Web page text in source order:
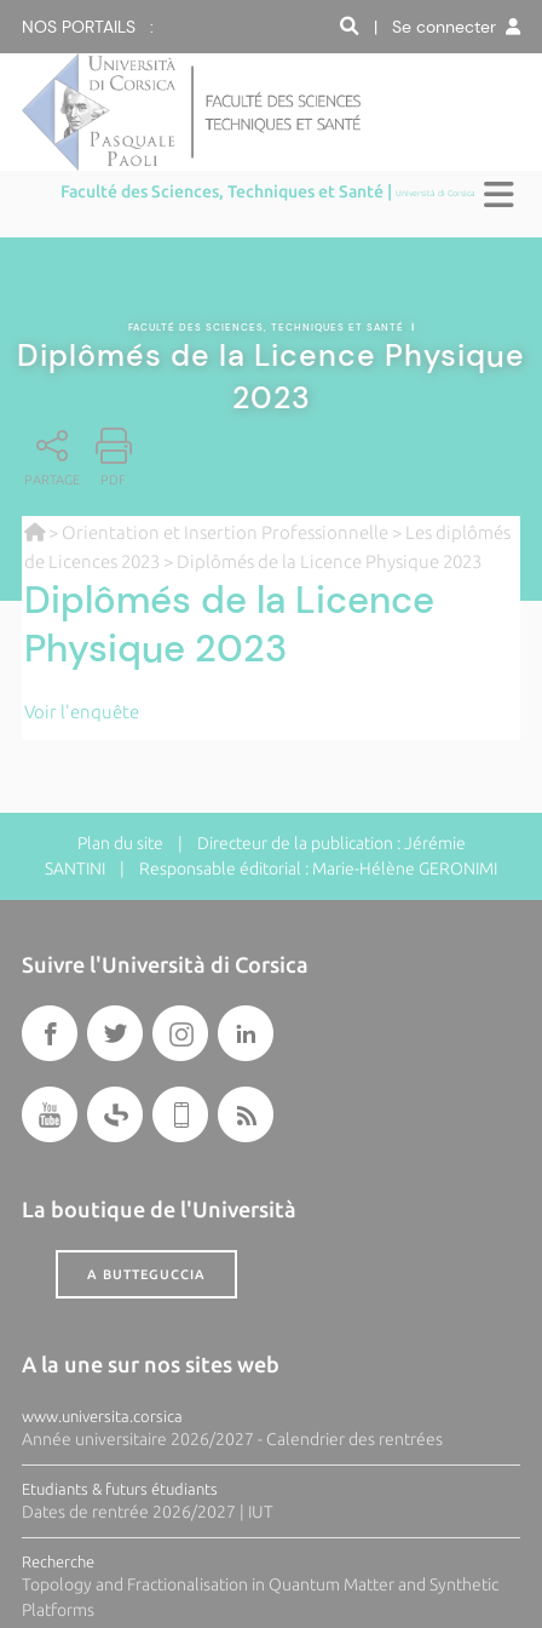
NOS PORTAILS : | Se connecter
Faculté des Sciences, Techniques et Santé |Università di Corsica
FACULTÉ DES SCIENCES, TECHNIQUES ET SANTÉ |
Diplômés de la Licence Physique
2023
PARTAGE PDF
> Orientation et Insertion Professionnelle > Les diplômés
de Licences 2023 > Diplômés de la Licence Physique 2023
Diplômés de la Licence
Physique 2023
Voir l'enquête
Plan du site | Directeur de la publication : Jérémie
SANTINI | Responsable éditorial : Marie-Hélène GERONIMI
Suivre l'Università di Corsica
La boutique de l'Università
A BUTTEGUCCIA
A la une sur nos sites web
www.universita.corsica
Année universitaire 2026/2027 - Calendrier des rentrées
Etudiants & futurs étudiants
Dates de rentrée 2026/2027 | IUT
Recherche
Topology and Fractionalisation in Quantum Matter and Synthetic
Platforms